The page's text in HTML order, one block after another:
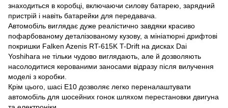
знаходиться в коробці, включаючи силову батарею, зарядний
пристрій і навіть батарейки для передавача.
Автомобіль виглядає дуже реалістично завдяки красиво
пофарбованому деталізованому кузову, а мініатюрні дрифтові
покришки Falken Azenis RT-615K T-Drift на дисках Dai
Yoshihara не тільки чудово виглядають, але й дозволяють
насолодитися керованими заносами відразу після вилучення
моделі з коробки.
Крім цього, шасі Е10 дозволяє легко переналаштувати
автомобіль для шосейних гонок шляхом перестановки двигуна